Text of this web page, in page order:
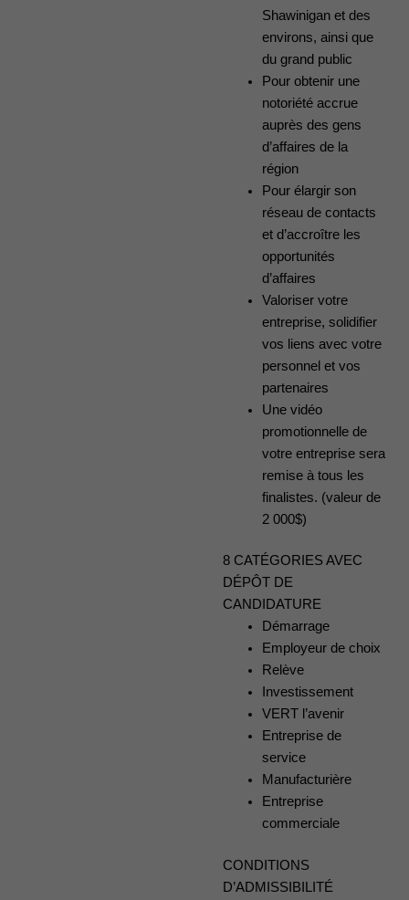
Shawinigan et des
environs, ainsi que
du grand public
Pour obtenir une
notoriété accrue
auprès des gens
d’affaires de la
région
Pour élargir son
réseau de contacts
et d’accroître les
opportunités
d’affaires
Valoriser votre
entreprise, solidifier
vos liens avec votre
personnel et vos
partenaires
Une vidéo
promotionnelle de
votre entreprise sera
remise à tous les
finalistes. (valeur de
2 000$)
8 CATÉGORIES AVEC
DÉPÔT DE
CANDIDATURE
Démarrage
Employeur de choix
Relève
Investissement
VERT l’avenir
Entreprise de
service
Manufacturière
Entreprise
commerciale
CONDITIONS
D’ADMISSIBILITÉ